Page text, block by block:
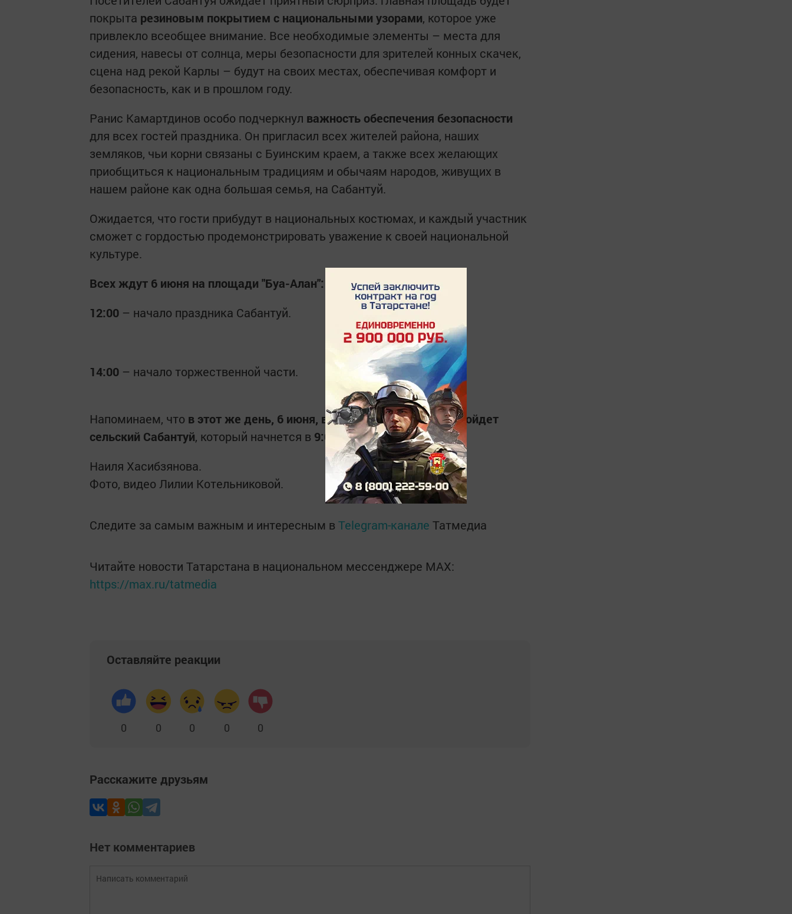
покрыта резиновым покрытием с национальными узорами, которое уже
привлекло всеобщее внимание. Все необходимые элементы – места для
сидения, навесы от солнца, меры безопасности для зрителей конных скачек,
сцена над рекой Карлы – будут на своих местах, обеспечивая комфорт и
безопасность, как и в прошлом году.
Ранис Камартдинов особо подчеркнул важность обеспечения безопасности
для всех гостей праздника. Он пригласил всех жителей района, наших
земляков, чьи корни связаны с Буинским краем, а также всех желающих
приобщиться к национальным традициям и обычаям народов, живущих в
нашем районе как одна большая семья, на Сабантуй.
Ожидается, что гости прибудут в национальных костюмах, и каждый участник
сможет с гордостью продемонстрировать уважение к своей национальной
культуре.
Всех ждут 6 июня на площади "Буа-Алан":
12:00 – начало праздника Сабантуй.
14:00 – начало торжественной части.
Напоминаем, что в этот же день, 6 июня, в селе Старые Тинчали пройдет
сельский Сабантуй, который начнется в 9:00
Наиля Хасибзянова.
Фото, видео Лилии Котельниковой.
Следите за самым важным и интересным в Telegram-канале Татмедиа
Читайте новости Татарстана в национальном мессенджере MАХ:
https://max.ru/tatmedia
Оставляйте реакции
0 0 0 0 0
Расскажите друзьям
Нет комментариев